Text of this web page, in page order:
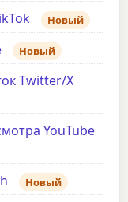
Новый
Новый
Twitter/X
YouTube
Новый